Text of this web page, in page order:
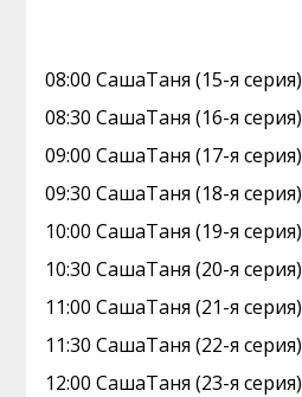
08:00 CaшаТаня (15-я серия)
08:30 CaшаТаня (16-я серия)
09:00 CaшаТаня (17-я серия)
09:30 CaшаТаня (18-я серия)
10:00 CaшаТаня (19-я серия)
10:30 CaшаТаня (20-я серия)
11:00 CaшаТаня (21-я серия)
11:30 CaшаТаня (22-я серия)
12:00 CaшаТаня (23-я серия)